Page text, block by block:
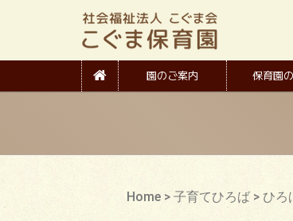
園のご案内 保育園
Home > 子育てひろば > ひろ